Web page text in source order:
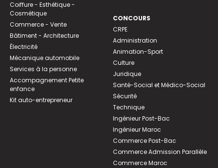
Coiffure - Esthétique -
Cosmétique
Commerce - Vente
Bâtiment - Architecture
Électricité
Mécanique automobile
Services à la personne
Accompagnement Petite
enfance
Kit auto-entrepreneur
CONCOURS
CRPE
Administration
Animation-Sport
Culture
Juridique
Santé-Social et Médico-Social
Sécurité
Technique
Ingénieur Post-Bac
Ingénieur Maroc
Commerce Post-Bac
Commerce Admission Parallèle
Commerce Maroc